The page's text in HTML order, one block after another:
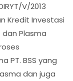
V/2013
Kredit Investasi
Plasma
PT. BSS yang
dan juga